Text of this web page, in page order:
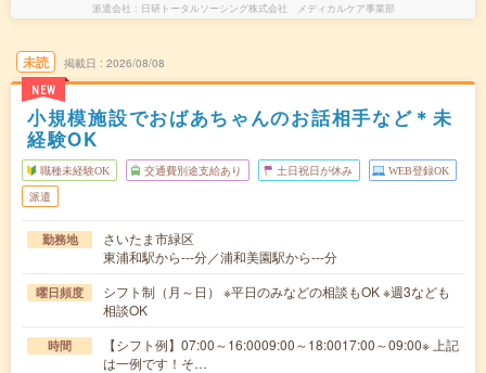
派遣会社 日研トータルソーシング株式会社 メディカルケア事業部
未読
NEW
掲載日 2026/08/08
小規模施設でおばあちゃんのお話相手など＊未
経験OK
職種未経験OK 交通費別途支給あり 土日祝日が休み WEB登録OK
派遣
勤務地
さいたま市緑区
東浦和駅から---分／浦和美園駅から---分
曜日頻度
シフト制（月～日） ※平日のみなどの相談もOK ※週3なども
相談OK
時間
【シフト例】07:00～16:0009:00～18:0017:00～09:00※ 上記
は一例です！そ…